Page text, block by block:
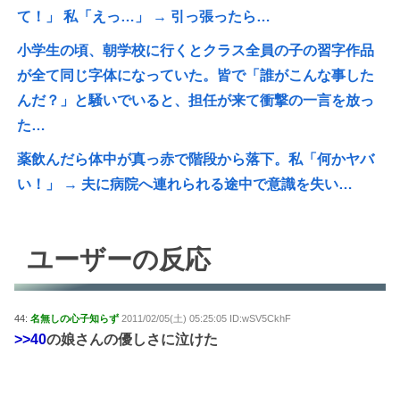
て！」 私「えっ…」 → 引っ張ったら…
小学生の頃、朝学校に行くとクラス全員の子の習字作品
が全て同じ字体になっていた。皆で「誰がこんな事した
んだ？」と騒いでいると、担任が来て衝撃の一言を放っ
た…
薬飲んだら体中が真っ赤で階段から落下。私「何かヤバ
い！」 → 夫に病院へ連れられる途中で意識を失い…
ユーザーの反応
44: 名無しの心子知らず 2011/02/05(土) 05:25:05 ID:wSV5CkhF
>>40の娘さんの優しさに泣けた